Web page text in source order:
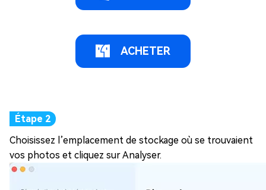
ACHETER
Choisissez l’emplacement de stockage où se trouvaient
vos photos et cliquez sur Analyser.